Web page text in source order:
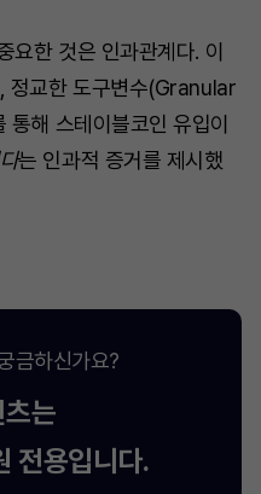
요한 것은 인과관계다. 이
정교한 도구변수(Granular
해 스테이블코인 유입이
는 인과적 증거를 제시했
금하신가요?
는
전용입니다.